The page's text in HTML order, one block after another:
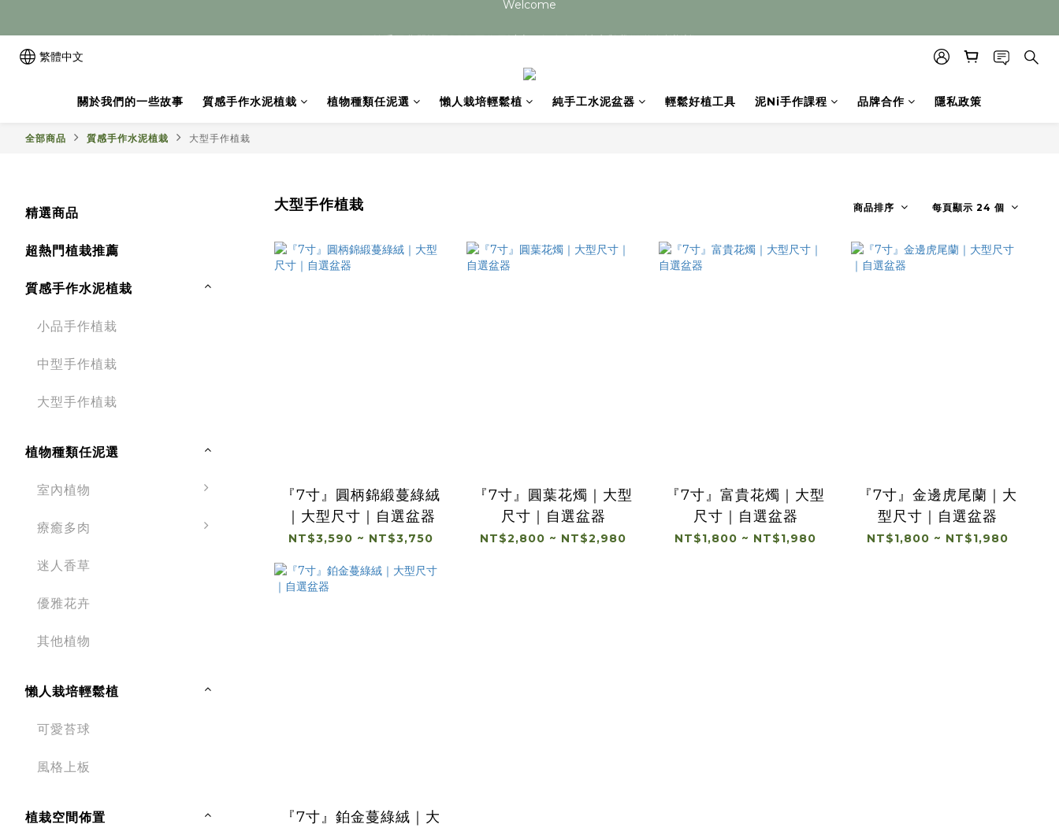
繁體中文
關於我們的一些故事 質感手作水泥植栽 植物種類任泥選 懶人栽培輕鬆植 純手工水泥盆器 輕鬆好植工具 泥Ni手作課程 品牌合作 隱私政策
全部商品 質感手作水泥植栽 大型手作植栽
精選商品
超熱門植栽推薦
質感手作水泥植栽
小品手作植栽
中型手作植栽
大型手作植栽
植物種類任泥選
室內植物
療癒多肉
迷人香草
優雅花卉
其他植物
懶人栽培輕鬆植
可愛苔球
風格上板
植栽空間佈置
大型手作植栽 商品排序 每頁顯示 24 個
『7寸』圓柄錦緞蔓綠絨
｜大型尺寸｜自選盆器
NT$3,590 ~ NT$3,750
『7寸』圓葉花燭｜大型
尺寸｜自選盆器
NT$2,800 ~ NT$2,980
『7寸』富貴花燭｜大型
尺寸｜自選盆器
NT$1,800 ~ NT$1,980
『7寸』金邊虎尾蘭｜大
型尺寸｜自選盆器
NT$1,800 ~ NT$1,980
『7寸』鉑金蔓綠絨｜大